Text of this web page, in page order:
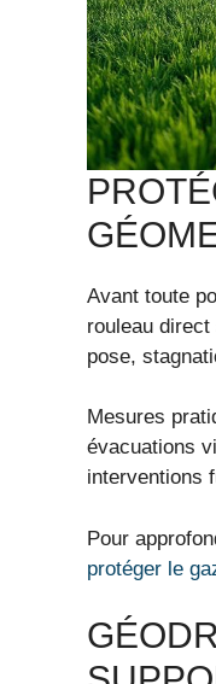
Avant toute
rouleau
pose,
Mesures
évacuations
interventions
Pour
protéger le